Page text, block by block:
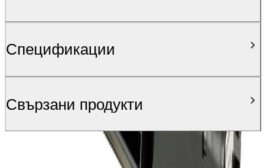
Спецификации
Свързани продукти